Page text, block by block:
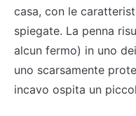
casa, con le
spiegate. La penna
alcun fermo) in uno
uno scarsamente
incavo ospita un